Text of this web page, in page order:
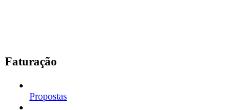
Faturação
Propostas